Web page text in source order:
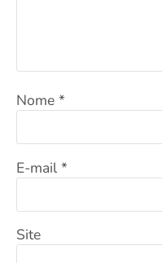
Nome *
E-mail *
Site